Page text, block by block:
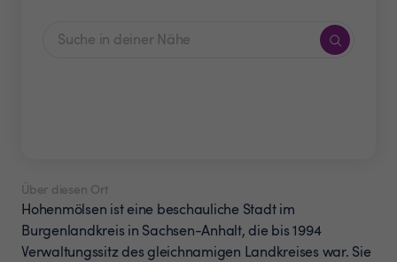
Über diesen Ort
Hohenmölsen ist eine beschauliche Stadt im
Burgenlandkreis in Sachsen-Anhalt, die bis 1994
Verwaltungssitz des gleichnamigen Landkreises war. Sie